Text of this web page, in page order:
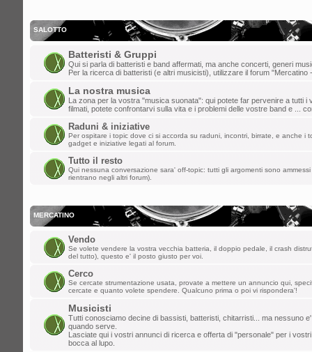
dajazz
»e' quasi natale!
lun dic 09, 2024 3:48 pm
matteo t»weeee
dom dic 01, 2024 9:20 pm
dajazz»finalmente sono riuscito a
creato l'account!!
sab nov 02, 2024 2:21 pm
kazurga»ben ritornata , ciao a tutti
MASTERCUSTOM»Ciao a tutti, non
mer set 04, 2024 9:23 am
*Davide*»pulizia dello spam
mer ago 28, 2024 1:20 pm
kidg » ormai suono solo i citofoni ma
vecchi del forum!
lun ago 05, 2024 12:39 pm
SALOTTO
Batteristi & Gruppi
Qui si parla di batteristi e band affermati, ma anche concerti, generi
Per la ricerca di batteristi (e altri musicisti), utilizzare il forum "Mercatino
La nostra musica
La zona per la vostra "musica suonata": qui potete far pervenire a tutti i
filmati, potete confrontarvi sulla vita e i problemi delle vostre band e ...
Raduni & iniziative
Per ospitare i topic dove ci si accorda su raduni, incontri, birrate, e anche i
gadget e iniziative legati al forum.
Tutto il resto
Qui nessuna conversazione sara' off-topic: tutti gli argomenti sono
rientrano negli altri forum).
MERCATINO
Vendo
Se volete vendere la vostra vecchia batteria, il doppio pedale, il crash
del tutto), questo e' il posto giusto per voi.
Cerco
Se cercate strumentazione usata, provate a mettere un annuncio qui,
cercate e quanto volete spendere. Qualcuno prima o poi vi rispondera'!
Musicisti
Tutti conosciamo decine di bassisti, batteristi, chitarristi... ma nessuno
quando serve.
Lasciate qui i vostri annunci di ricerca e offerta di "personale" per i
bocca al lupo.